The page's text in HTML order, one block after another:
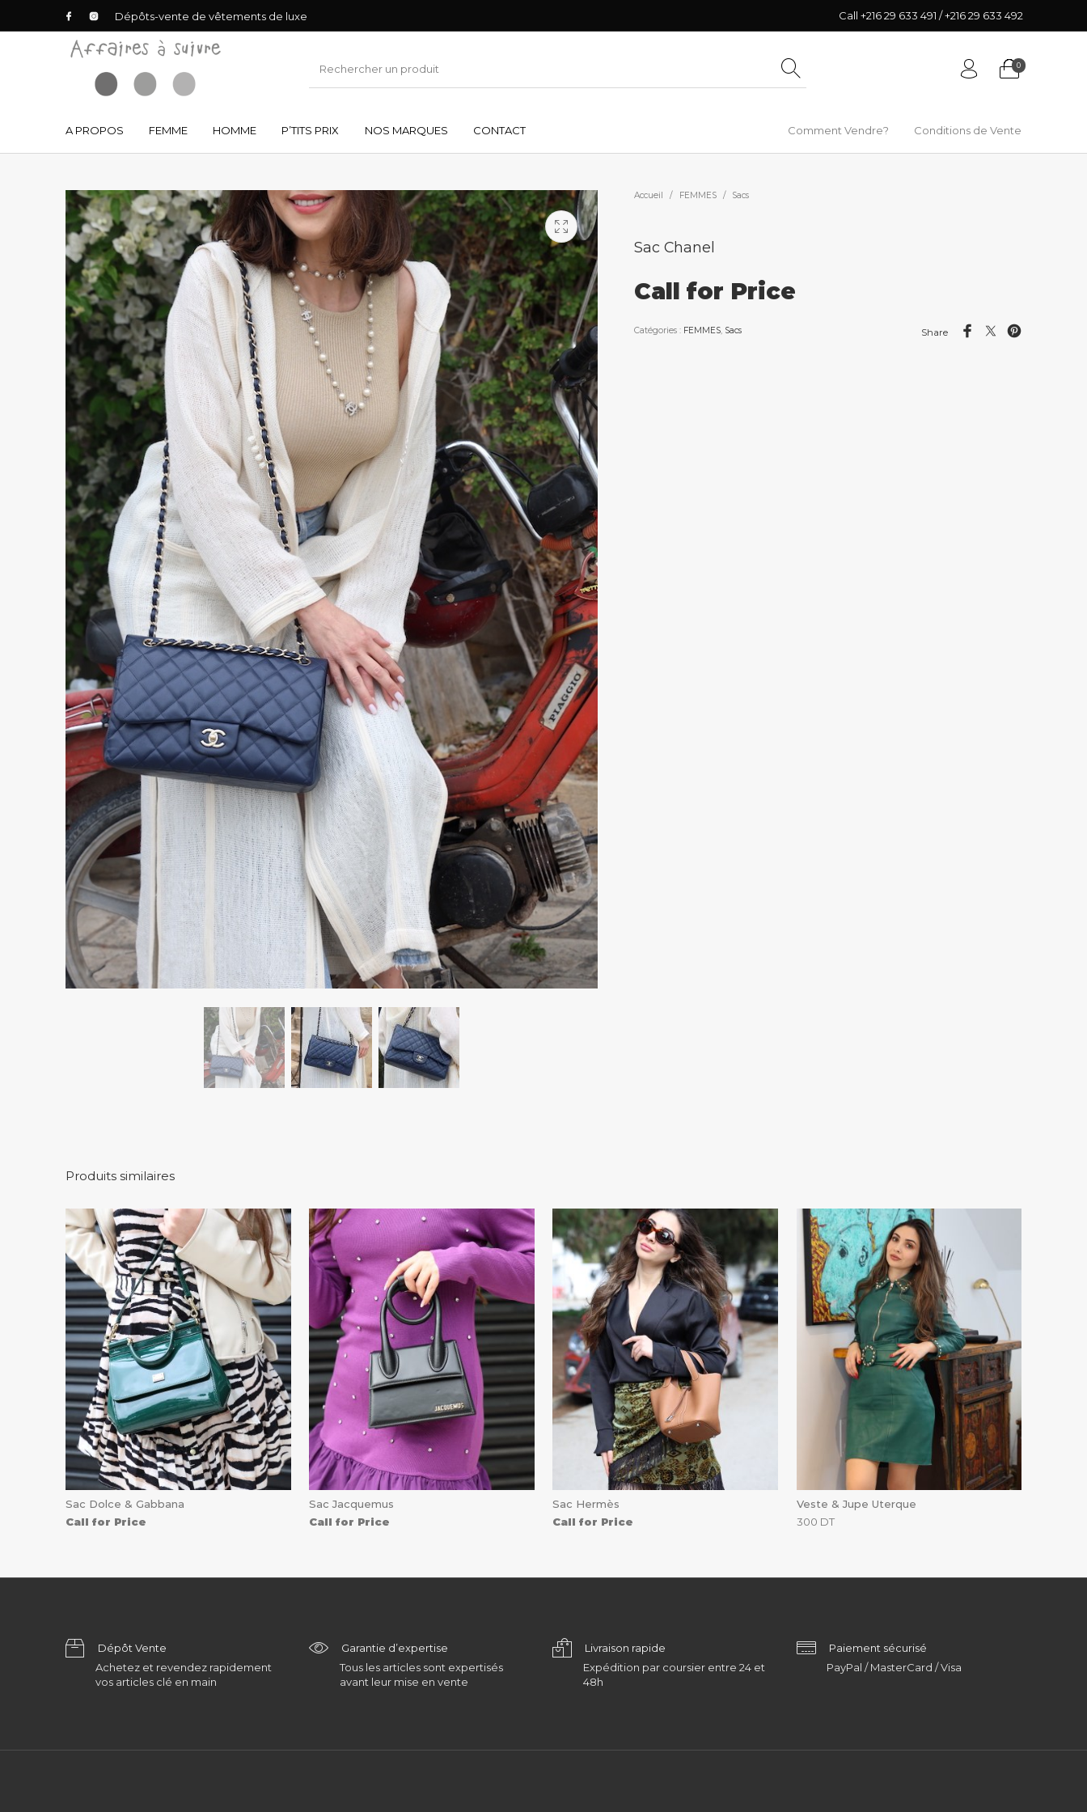
Dépôts-vente de vêtements de luxe Call +216 29 633 491 / +216 29 633 492
0
A PROPOS FEMME HOMME P’TITS PRIX NOS MARQUES CONTACT Comment Vendre? Conditions de Vente
Accueil / FEMMES / Sacs
Sac Chanel
Call for Price
Share
Catégories : FEMMES, Sacs
Produits similaires
Sac Dolce & Gabbana
Call for Price
Sac Jacquemus
Call for Price
Sac Hermès
Call for Price
Veste & Jupe Uterque
300 DT
Dépôt Vente
Achetez et revendez rapidement
vos articles clé en main
Garantie d’expertise
Tous les articles sont expertisés
avant leur mise en vente
Livraison rapide
Expédition par coursier entre 24 et
48h
Paiement sécurisé
PayPal / MasterCard / Visa